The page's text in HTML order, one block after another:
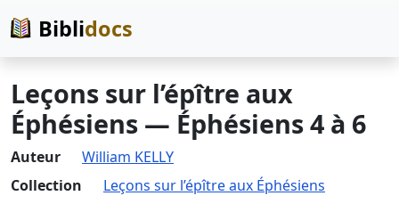
Biblidocs
Leçons sur l’épître aux
Éphésiens — Éphésiens 4 à 6
Auteur
William KELLY
Collection
Leçons sur l’épître aux Éphésiens